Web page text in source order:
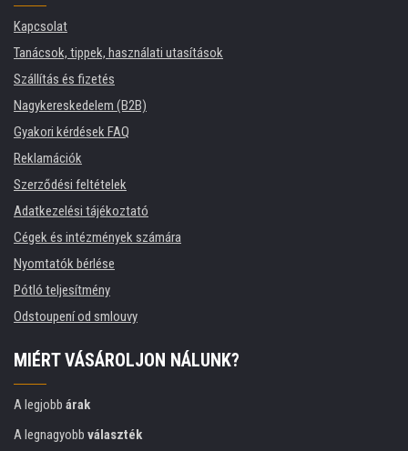
Kapcsolat
Tanácsok, tippek, használati utasítások
Szállítás és fizetés
Nagykereskedelem (B2B)
Gyakori kérdések FAQ
Reklamációk
Szerződési feltételek
Adatkezelési tájékoztató
Cégek és intézmények számára
Nyomtatók bérlése
Pótló teljesítmény
Odstoupení od smlouvy
MIÉRT VÁSÁROLJON NÁLUNK?
A legjobb árak
A legnagyobb választék